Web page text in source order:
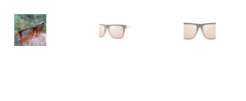
ALLAHINDLUS